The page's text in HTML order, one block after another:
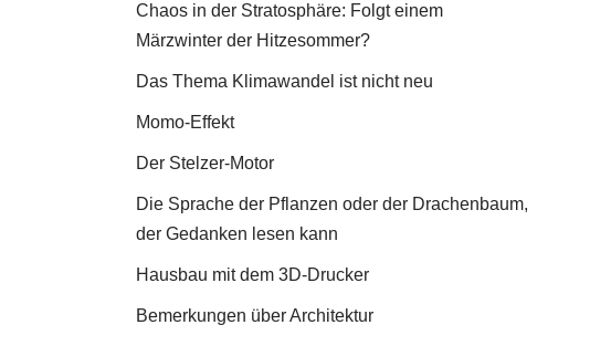
Chaos in der Stratosphäre: Folgt einem
Märzwinter der Hitzesommer?
Das Thema Klimawandel ist nicht neu
Momo-Effekt
Der Stelzer-Motor
Die Sprache der Pflanzen oder der Drachenbaum,
der Gedanken lesen kann
Hausbau mit dem 3D-Drucker
Bemerkungen über Architektur